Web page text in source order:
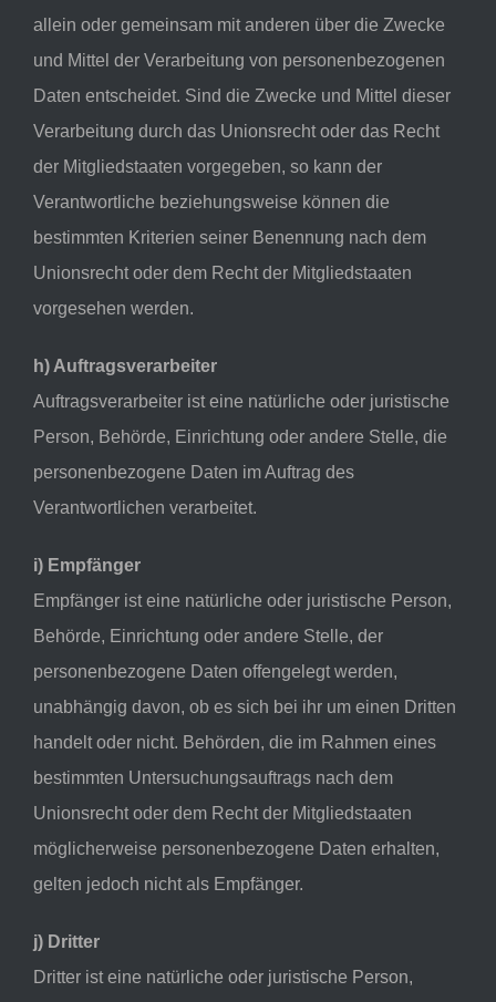
allein oder gemeinsam mit anderen über die Zwecke
und Mittel der Verarbeitung von personenbezogenen
Daten entscheidet. Sind die Zwecke und Mittel dieser
Verarbeitung durch das Unionsrecht oder das Recht
der Mitgliedstaaten vorgegeben, so kann der
Verantwortliche beziehungsweise können die
bestimmten Kriterien seiner Benennung nach dem
Unionsrecht oder dem Recht der Mitgliedstaaten
vorgesehen werden.
h) Auftragsverarbeiter
Auftragsverarbeiter ist eine natürliche oder juristische
Person, Behörde, Einrichtung oder andere Stelle, die
personenbezogene Daten im Auftrag des
Verantwortlichen verarbeitet.
i) Empfänger
Empfänger ist eine natürliche oder juristische Person,
Behörde, Einrichtung oder andere Stelle, der
personenbezogene Daten offengelegt werden,
unabhängig davon, ob es sich bei ihr um einen Dritten
handelt oder nicht. Behörden, die im Rahmen eines
bestimmten Untersuchungsauftrags nach dem
Unionsrecht oder dem Recht der Mitgliedstaaten
möglicherweise personenbezogene Daten erhalten,
gelten jedoch nicht als Empfänger.
j) Dritter
Dritter ist eine natürliche oder juristische Person,